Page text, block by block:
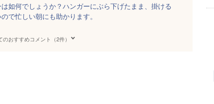
如何でしょうか？ハンガーにぶら下げたまま、掛ける
で忙しい朝にも助かります。
のおすすめコメント（2件）